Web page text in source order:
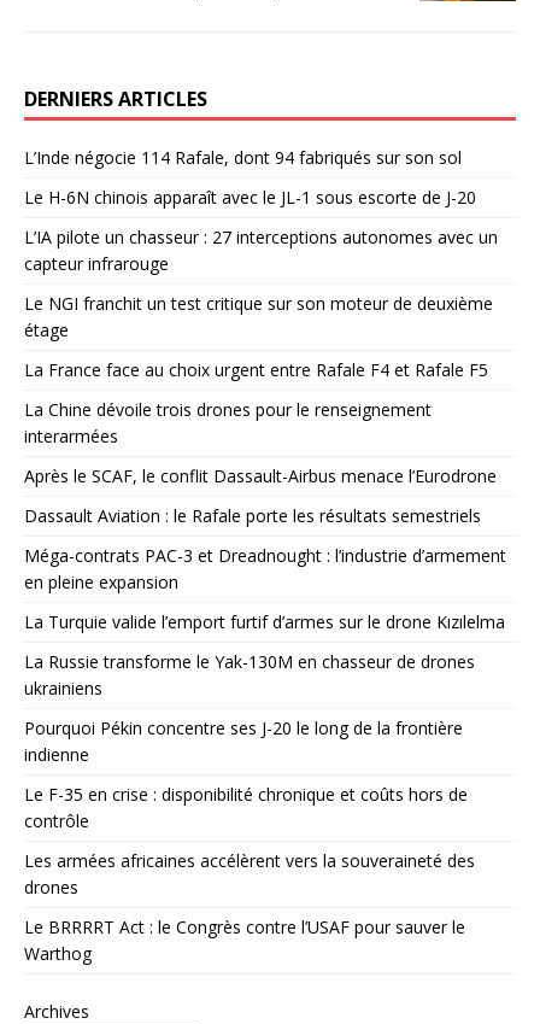
DERNIERS ARTICLES
L’Inde négocie 114 Rafale, dont 94 fabriqués sur son sol
Le H-6N chinois apparaît avec le JL-1 sous escorte de J-20
L’IA pilote un chasseur : 27 interceptions autonomes avec un
capteur infrarouge
Le NGI franchit un test critique sur son moteur de deuxième
étage
La France face au choix urgent entre Rafale F4 et Rafale F5
La Chine dévoile trois drones pour le renseignement
interarmées
Après le SCAF, le conflit Dassault-Airbus menace l’Eurodrone
Dassault Aviation : le Rafale porte les résultats semestriels
Méga-contrats PAC-3 et Dreadnought : l’industrie d’armement
en pleine expansion
La Turquie valide l’emport furtif d’armes sur le drone Kızılelma
La Russie transforme le Yak-130M en chasseur de drones
ukrainiens
Pourquoi Pékin concentre ses J-20 le long de la frontière
indienne
Le F-35 en crise : disponibilité chronique et coûts hors de
contrôle
Les armées africaines accélèrent vers la souveraineté des
drones
Le BRRRRT Act : le Congrès contre l’USAF pour sauver le
Warthog
Archives